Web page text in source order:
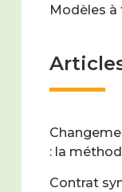
Modèles
: la
Contrat